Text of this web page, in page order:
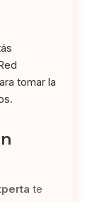
tomar la
te